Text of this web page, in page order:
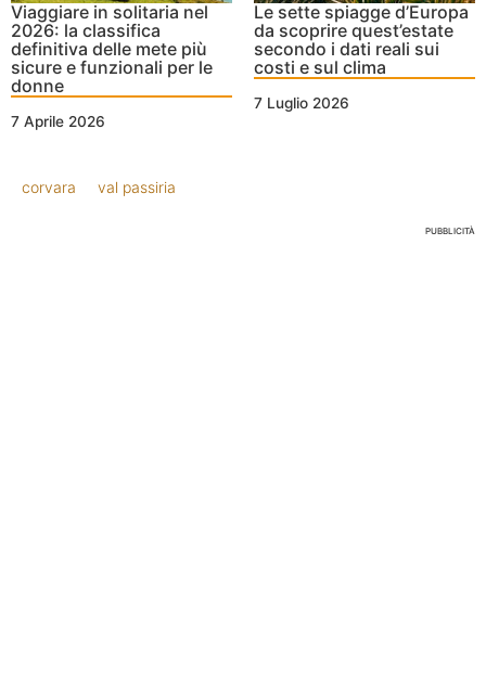
Viaggiare in solitaria nel
2026: la classifica
definitiva delle mete più
sicure e funzionali per le
donne
7 Aprile 2026
Le sette spiagge d’Europa
da scoprire quest’estate
secondo i dati reali sui
costi e sul clima
7 Luglio 2026
corvara val passiria
PUBBLICITÀ